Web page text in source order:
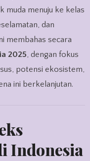
muda menuju ke kelas
dan
membahas secara
2025, dengan fokus
potensi ekosistem,
ini berkelanjutan.
Indonesia